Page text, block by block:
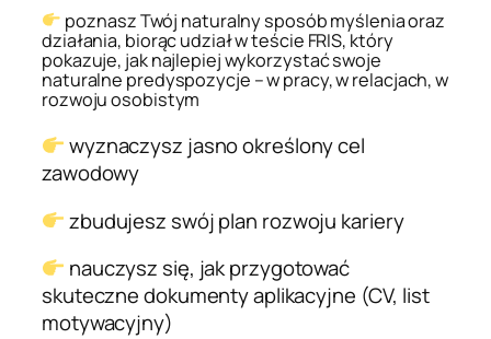
poznasz Twój naturalny sposób myślenia oraz
działania, biorąc udział w teście FRIS, który
pokazuje, jak najlepiej wykorzystać swoje
naturalne predyspozycje – w pracy, w relacjach, w
rozwoju osobistym
wyznaczysz jasno określony cel
zawodowy
zbudujesz swój plan rozwoju kariery
nauczysz się, jak przygotować
skuteczne dokumenty aplikacyjne (CV, list
motywacyjny)